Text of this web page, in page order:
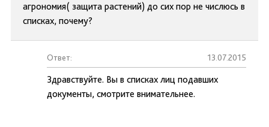
агрономия( защита растений) до сих пор не числюсь в
списках, почему?
Ответ: 13.07.2015
Здравствуйте. Вы в списках лиц подавших
документы, смотрите внимательнее.